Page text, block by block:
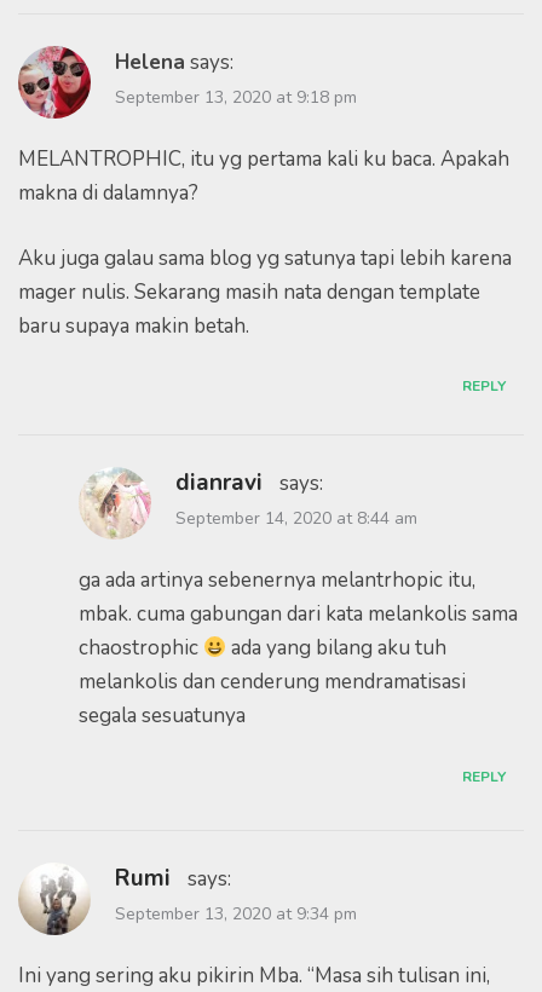
Helena says:
September 13, 2020 at 9:18 pm
MELANTROPHIC, itu yg pertama kali ku baca. Apakah
makna di dalamnya?
Aku juga galau sama blog yg satunya tapi lebih karena
mager nulis. Sekarang masih nata dengan template
baru supaya makin betah.
REPLY
dianravi says:
September 14, 2020 at 8:44 am
ga ada artinya sebenernya melantrhopic itu,
mbak. cuma gabungan dari kata melankolis sama
chaostrophic
ada yang bilang aku tuh
melankolis dan cenderung mendramatisasi
segala sesuatunya
REPLY
Rumi says:
September 13, 2020 at 9:34 pm
Ini yang sering aku pikirin Mba. “Masa sih tulisan ini,